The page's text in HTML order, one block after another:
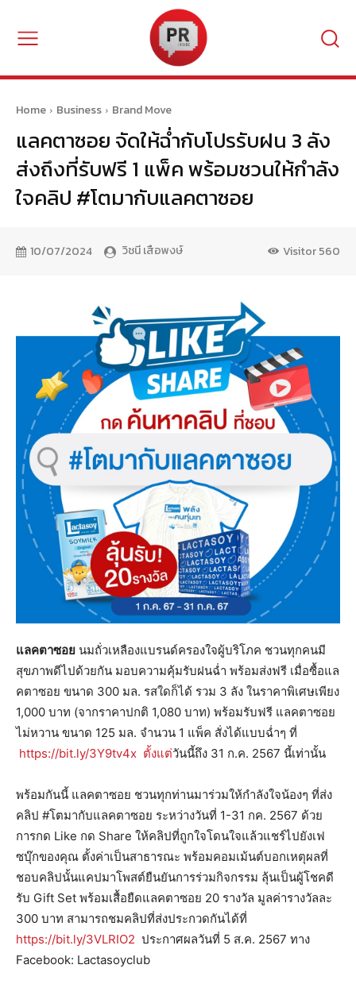
Home Business Brand Move
แลคตาซอย จัดให้ฉ่ำกับโปรรับฝน 3 ลัง
ส่งถึงที่รับฟรี 1 แพ็ค พร้อมชวนให้กำลัง
ใจคลิป #โตมากับแลคตาซอย
10/07/2024 วิชนี เสือพงษ์ Visitor560
แลคตาซอย นมถั่วเหลืองแบรนด์ครองใจผู้บริโภค ชวนทุกคนมี
สุขภาพดีไปด้วยกัน มอบความคุ้มรับฝนฉ่ำ พร้อมส่งฟรี เมื่อซื้อแล
คตาซอย ขนาด 300 มล. รสใดก็ได้ รวม 3 ลัง ในราคาพิเศษเพียง
1,000 บาท (จากราคาปกติ 1,080 บาท) พร้อมรับฟรี แลคตาซอย
ไม่หวาน ขนาด 125 มล. จำนวน 1 แพ็ค สั่งได้แบบฉ่ำๆ ที่
https://bit.ly/3Y9tv4x ตั้งแต่วันนี้ถึง 31 ก.ค. 2567 นี้เท่านั้น
พร้อมกันนี้ แลคตาซอย ชวนทุกท่านมาร่วมให้กำลังใจน้องๆ ที่ส่ง
คลิป #โตมากับแลคตาซอย ระหว่างวันที่ 1-31 กค. 2567 ด้วย
การกด Like กด Share ให้คลิปที่ถูกใจโดนใจแล้วแชร์ไปยังเฟ
ซบุ๊กของคุณ ตั้งค่าเป็นสาธารณะ พร้อมคอมเม้นต์บอกเหตุผลที่
ชอบคลิปนั้นแคปมาโพสต์ยืนยันการร่วมกิจกรรม ลุ้นเป็นผู้โชคดี
รับ Gift Set พร้อมเสื้อยืดแลคตาซอย 20 รางวัล มูลค่ารางวัลละ
300 บาท สามารถชมคลิปที่ส่งประกวดกันได้ที่
https://bit.ly/3VLRIO2 ประกาศผลวันที่ 5 ส.ค. 2567 ทาง
Facebook: Lactasoyclub